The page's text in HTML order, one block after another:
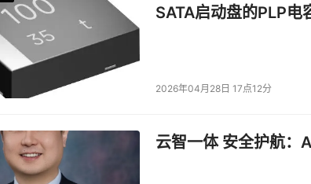
SATA启动盘的PLP电
2026年04月28日 17点12分
云智一体 安全护航：